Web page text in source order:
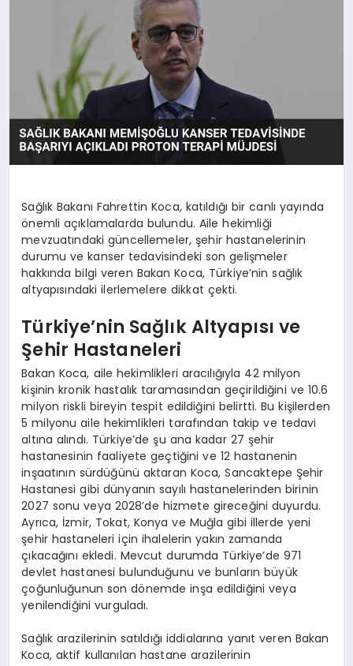
TEKNOLOJI
Sağlık Bakanı Fahrettin Koca, katıldığı bir canlı yayında
önemli açıklamalarda bulundu. Aile hekimliği
mevzuatındaki güncellemeler, şehir hastanelerinin
durumu ve kanser tedavisindeki son gelişmeler
hakkında bilgi veren Bakan Koca, Türkiye’nin sağlık
altyapısındaki ilerlemelere dikkat çekti.
Türkiye’nin Sağlık Altyapısı ve
Şehir Hastaneleri
Bakan Koca, aile hekimlikleri aracılığıyla 42 milyon
kişinin kronik hastalık taramasından geçirildiğini ve 10.6
milyon riskli bireyin tespit edildiğini belirtti. Bu kişilerden
5 milyonu aile hekimlikleri tarafından takip ve tedavi
altına alındı. Türkiye’de şu ana kadar 27 şehir
hastanesinin faaliyete geçtiğini ve 12 hastanenin
inşaatının sürdüğünü aktaran Koca, Sancaktepe Şehir
Hastanesi gibi dünyanın sayılı hastanelerinden birinin
2027 sonu veya 2028’de hizmete gireceğini duyurdu.
Ayrıca, İzmir, Tokat, Konya ve Muğla gibi illerde yeni
şehir hastaneleri için ihalelerin yakın zamanda
çıkacağını ekledi. Mevcut durumda Türkiye’de 971
devlet hastanesi bulunduğunu ve bunların büyük
çoğunluğunun son dönemde inşa edildiğini veya
yenilendiğini vurguladı.
Sağlık arazilerinin satıldığı iddialarına yanıt veren Bakan
Koca, aktif kullanılan hastane arazilerinin